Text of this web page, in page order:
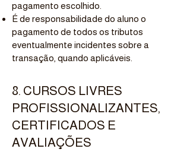
pagamento escolhido.
É de responsabilidade do aluno o
pagamento de todos os tributos
eventualmente incidentes sobre a
transação, quando aplicáveis.
8. CURSOS LIVRES
PROFISSIONALIZANTES,
CERTIFICADOS E
AVALIAÇÕES